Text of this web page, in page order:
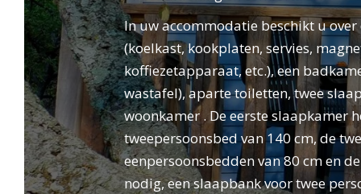
ONTVANGST
staanplaatsen en de ontspannen
levensstijl van Camping Leï Suves. Of u nu
houdt van een ontspannend verblijf in de
natuur of van sportieve en leuke
tussenstops, onze camping in
Roquebrune-sur-Argens zal aan al uw
verwachtingen voldoen!
In uw accommodatie beschikt u
(koelkast, kookplaten, servies,
koffiezetapparaat, etc.), een
wastafel), aparte toiletten, twee
woonkamer . De eerste slaapkamer
tweepersoonsbed van 140 cm, de
eenpersoonsbedden van 80 cm en
nodig, een slaapbank voor twee